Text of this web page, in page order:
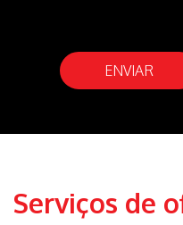
ENVIAR
Serviços de